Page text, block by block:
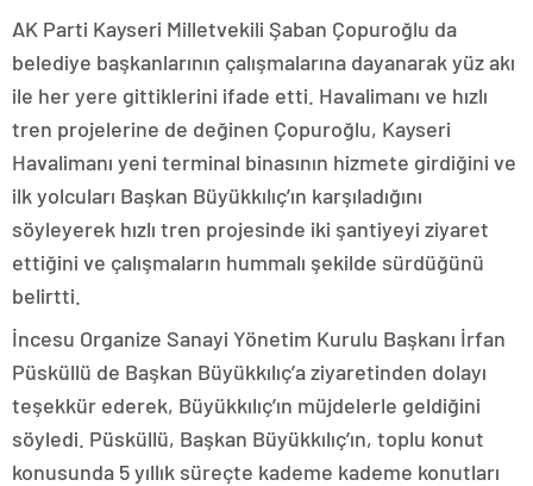
AK Parti Kayseri Milletvekili Şaban Çopuroğlu da
belediye başkanlarının çalışmalarına dayanarak yüz akı
ile her yere gittiklerini ifade etti. Havalimanı ve hızlı
tren projelerine de değinen Çopuroğlu, Kayseri
Havalimanı yeni terminal binasının hizmete girdiğini ve
ilk yolcuları Başkan Büyükkılıç’ın karşıladığını
söyleyerek hızlı tren projesinde iki şantiyeyi ziyaret
ettiğini ve çalışmaların hummalı şekilde sürdüğünü
belirtti.
İncesu Organize Sanayi Yönetim Kurulu Başkanı İrfan
Püsküllü de Başkan Büyükkılıç’a ziyaretinden dolayı
teşekkür ederek, Büyükkılıç’ın müjdelerle geldiğini
söyledi. Püsküllü, Başkan Büyükkılıç’ın, toplu konut
konusunda 5 yıllık süreçte kademe kademe konutları